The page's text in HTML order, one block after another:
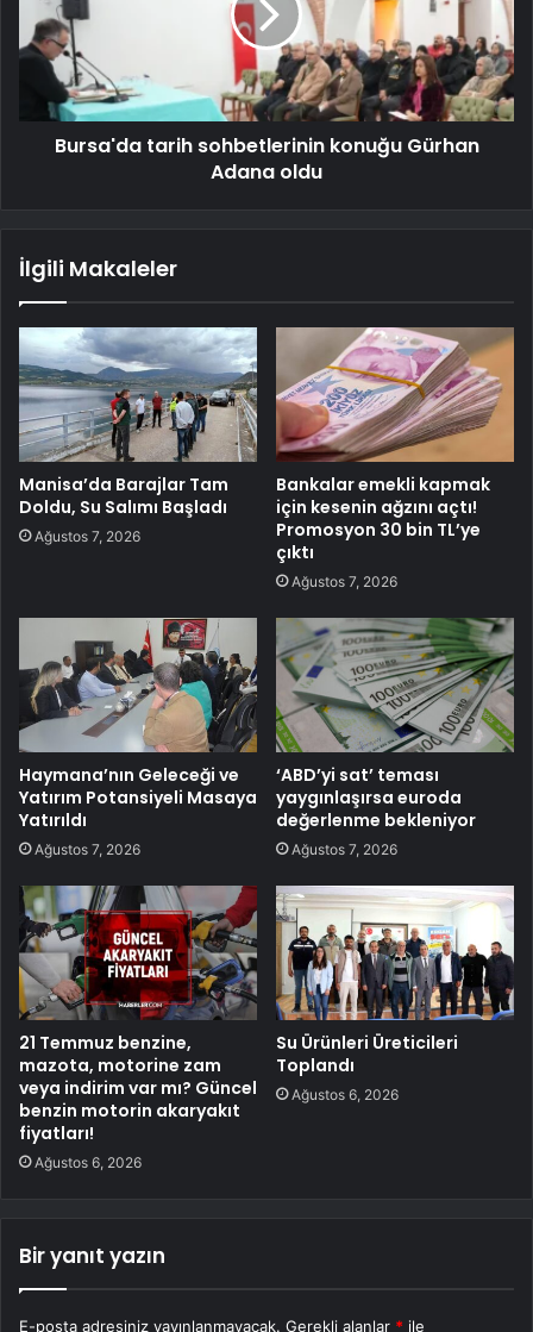
Bursa'da tarih sohbetlerinin konuğu Gürhan
Adana oldu
İlgili Makaleler
Manisa’da Barajlar Tam
Doldu, Su Salımı Başladı
Ağustos 7, 2026
Bankalar emekli kapmak
için kesenin ağzını açtı!
Promosyon 30 bin TL’ye
çıktı
Ağustos 7, 2026
Haymana’nın Geleceği ve
Yatırım Potansiyeli Masaya
Yatırıldı
Ağustos 7, 2026
‘ABD’yi sat’ teması
yaygınlaşırsa euroda
değerlenme bekleniyor
Ağustos 7, 2026
21 Temmuz benzine,
mazota, motorine zam
veya indirim var mı? Güncel
benzin motorin akaryakıt
fiyatları!
Ağustos 6, 2026
Su Ürünleri Üreticileri
Toplandı
Ağustos 6, 2026
Bir yanıt yazın
E-posta adresiniz yayınlanmayacak. Gerekli alanlar * ile